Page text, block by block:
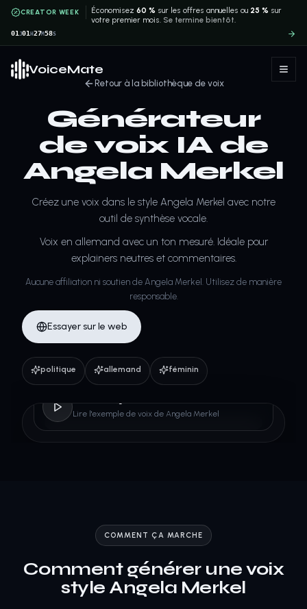
CREATOR WEEK Économisez60 % sur les offres annuelles ou 25 % sur
votre premier mois. Se termine bientôt.
01J01H 27M58S
VoiceMate
Retour à la bibliothèque de voix
Générateur
de voix IA de
Angela Merkel
Créez une voix dans le style Angela Merkel avec notre
outil de synthèse vocale.
Voix en allemand avec un ton mesuré. Idéale pour
explainers neutres et commentaires.
Aucune affiliation ni soutien de Angela Merkel. Utilisez de manière
responsable.
Essayer sur le web
politique allemand féminin
Lire l'exemple de voix de Angela Merkel
COMMENT ÇA MARCHE
Comment générer une voix
style Angela Merkel